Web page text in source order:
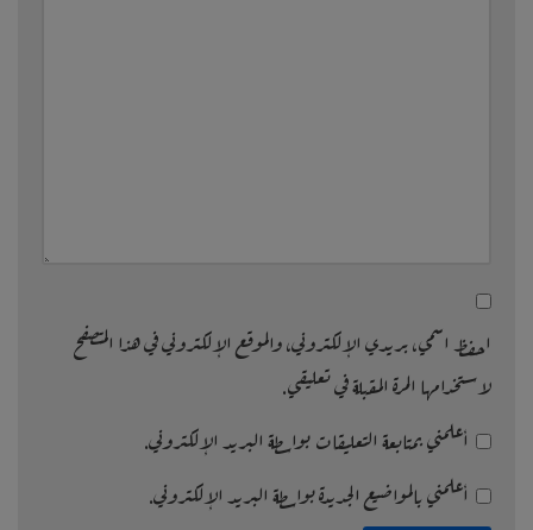
احفظ اسمي، بريدي الإلكتروني، والموقع الإلكتروني في هذا المتصفح
لاستخدامها المرة المقبلة في تعليقي.
أعلمني بمتابعة التعليقات بواسطة البريد الإلكتروني.
أعلمني بالمواضيع الجديدة بواسطة البريد الإلكتروني.